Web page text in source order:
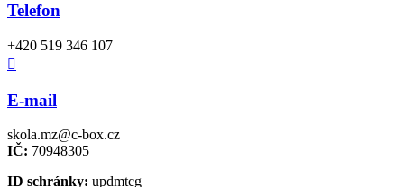
Telefon
+420 519 346 107

E-mail
skola.mz@c-box.cz
IČ: 70948305
ID schránky: updmtcg